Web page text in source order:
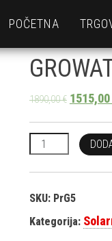
POČETNA
1890,00€ 1515,00
GROWAT 5KW
SKU: PrG5
Kategorija: